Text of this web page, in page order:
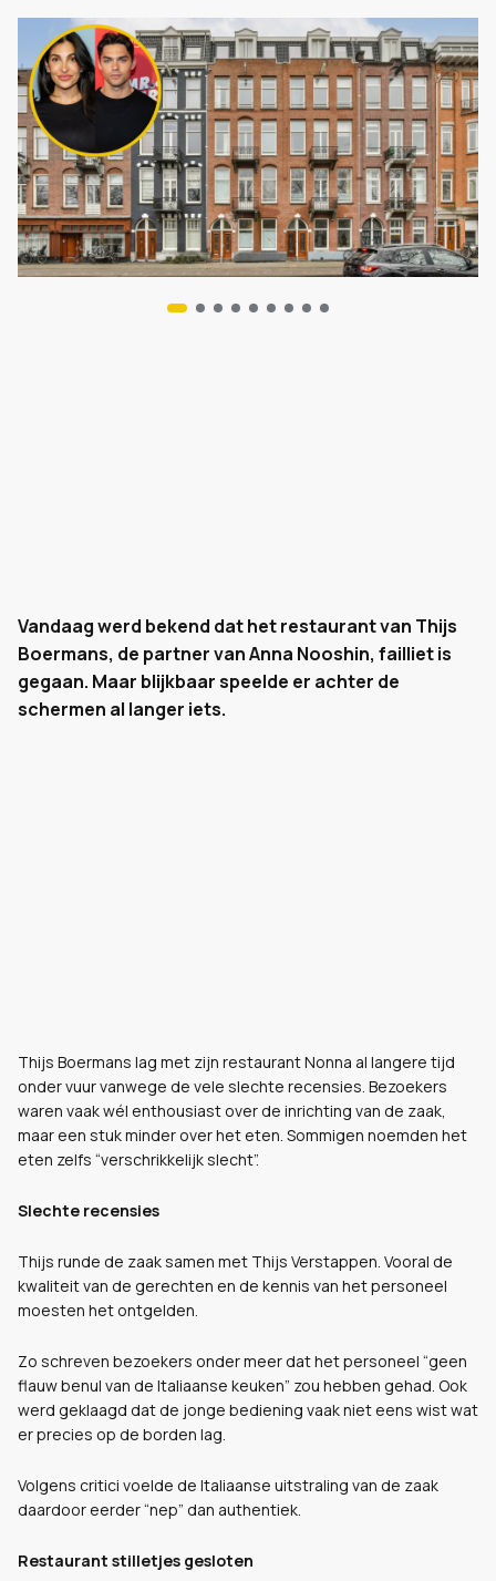
Vandaag werd bekend dat het restaurant van Thijs
Boermans, de partner van Anna Nooshin, failliet is
gegaan. Maar blijkbaar speelde er achter de
schermen al langer iets.
Thijs Boermans lag met zijn restaurant Nonna al langere tijd
onder vuur vanwege de vele slechte recensies. Bezoekers
waren vaak wél enthousiast over de inrichting van de zaak,
maar een stuk minder over het eten. Sommigen noemden het
eten zelfs “verschrikkelijk slecht”.
Slechte recensies
Thijs runde de zaak samen met Thijs Verstappen. Vooral de
kwaliteit van de gerechten en de kennis van het personeel
moesten het ontgelden.
Zo schreven bezoekers onder meer dat het personeel “geen
flauw benul van de Italiaanse keuken” zou hebben gehad. Ook
werd geklaagd dat de jonge bediening vaak niet eens wist wat
er precies op de borden lag.
Volgens critici voelde de Italiaanse uitstraling van de zaak
daardoor eerder “nep” dan authentiek.
Restaurant stilletjes gesloten